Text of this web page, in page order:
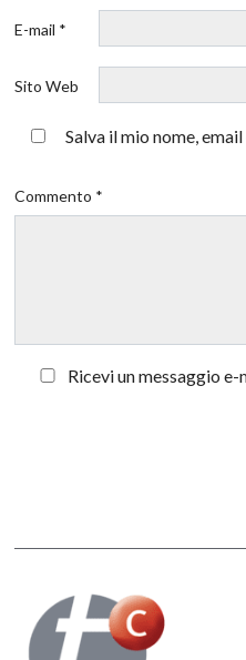
E-mail *
Sito Web
Salva il mio nome,
Commento *
Ricevi un messaggio